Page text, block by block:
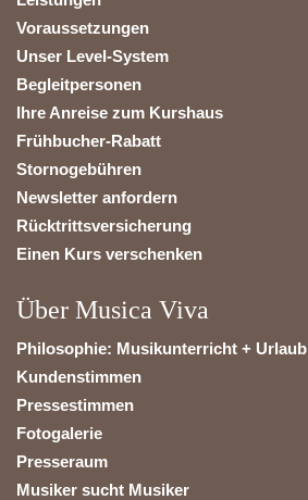
Voraussetzungen
Unser Level-System
Begleitpersonen
Ihre Anreise zum Kurshaus
Frühbucher-Rabatt
Stornogebühren
Newsletter anfordern
Rücktrittsversicherung
Einen Kurs verschenken
Über Musica Viva
Philosophie: Musikunterricht + Urlaub
Kundenstimmen
Pressestimmen
Fotogalerie
Presseraum
Musiker sucht Musiker